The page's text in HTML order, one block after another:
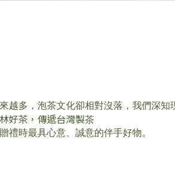
多，泡茶文化卻相對沒落，我們深知
好茶，傳遞台灣製茶
禮時最具心意、誠意的伴手好物。